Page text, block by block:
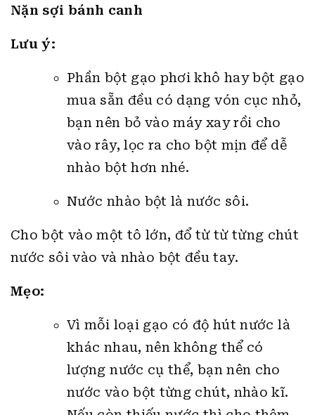
Lưu ý:
mua sẵn đều có dạng vón cục nhỏ,
bạn nên bỏ vào máy xay rồi cho
vào rây, lọc ra cho bột mịn để dễ
nhào bột hơn nhé.
Nước nhào bột là nước sôi.
Cho bột vào một tô lớn, đổ từ từ từng chút
nước sôi vào và nhào bột đều tay.
Mẹo:
khác nhau, nên không thể có
lượng nước cụ thể, bạn nên cho
nước vào bột từng chút, nhào kĩ.
Nếu còn thiếu nước thì cho thêm
một ít nữa, lại nhào kĩ. Còn nếu lỡ